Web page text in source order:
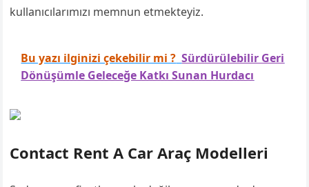
kullanıcılarımızı memnun etmekteyiz.
Bu yazı ilginizi çekebilir mi ? Sürdürülebilir Geri
Dönüşümle Geleceğe Katkı Sunan Hurdacı
Contact Rent A Car Araç Modelleri